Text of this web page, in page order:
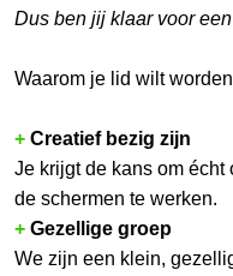
Dus ben jij klaar voor
Waarom je lid wilt
+ Creatief bezig zijn
Je krijgt de kans om écht
de schermen te werken.
+ Gezellige groep
We zijn een klein,